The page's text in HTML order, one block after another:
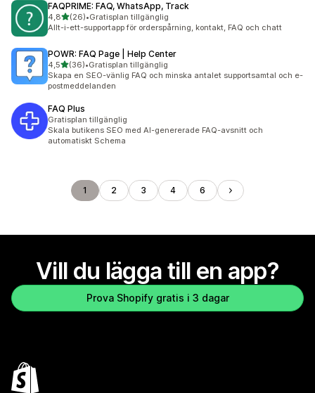
FAQPRIME: FAQ, WhatsApp, Track
4,8av 5 stjärnor
(26)
26 recensioner totalt
•Gratisplan tillgänglig
Allt-i-ett-supportapp för orderspårning, kontakt, FAQ och chatt
POWR: FAQ Page | Help Center
4,5av 5 stjärnor
(36)
36 recensioner totalt
•Gratisplan tillgänglig
Skapa en SEO-vänlig FAQ och minska antalet supportsamtal och e-
postmeddelanden
FAQ Plus
Gratisplan tillgänglig
Skala butikens SEO med AI-genererade FAQ-avsnitt och
automatiskt Schema
1 2 3 4 6
Vill du lägga till en app?
Prova Shopify gratis i 3 dagar